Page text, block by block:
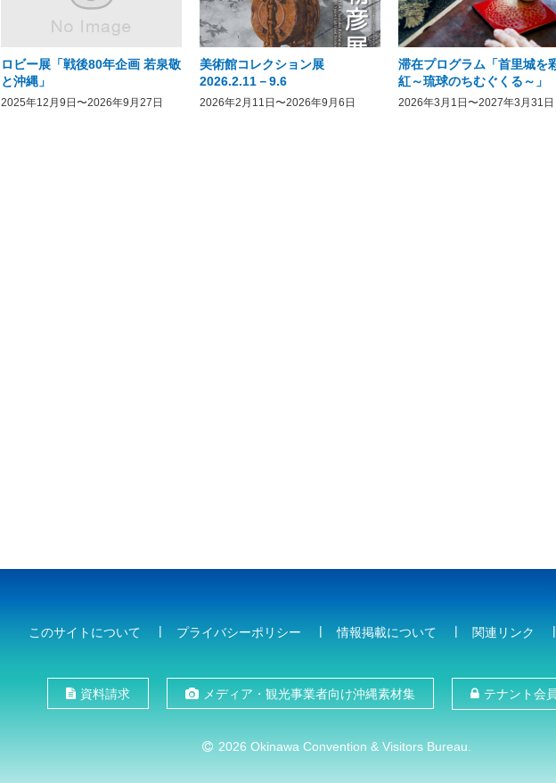
ロビー展「戦後80年企画 若泉敬
と沖縄」
2025年12月9日〜2026年9月27日
美術館コレクション展
2026.2.11－9.6
2026年2月11日〜2026年9月6日
滞在プログラム「首里城を
紅～琉球のちむぐくる～」
2026年3月1日〜2027年3月31日
このサイトについて プライバシーポリシー 情報掲載について 関連リンク
資料請求 メディア・観光事業者向け沖縄素材集 テナント会
2026 Okinawa Convention & Visitors Bureau.